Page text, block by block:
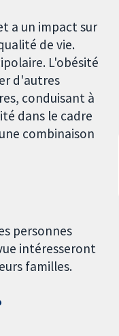
a un impact sur
de vie.
L'obésité
d'autres
conduisant à
dans le cadre
combinaison
personnes
intéresseront
familles.